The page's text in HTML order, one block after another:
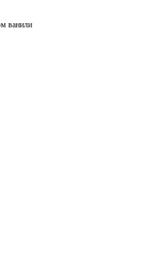
ванили